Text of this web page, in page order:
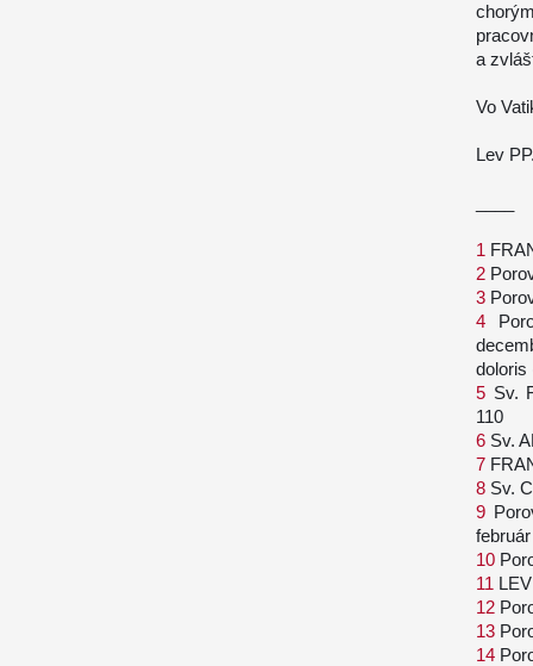
a
Vo
Lev
1
2
3
4
doloris
5 Sv.
110
6 Sv.
7
8 Sv.
9
10
11
12
13
14